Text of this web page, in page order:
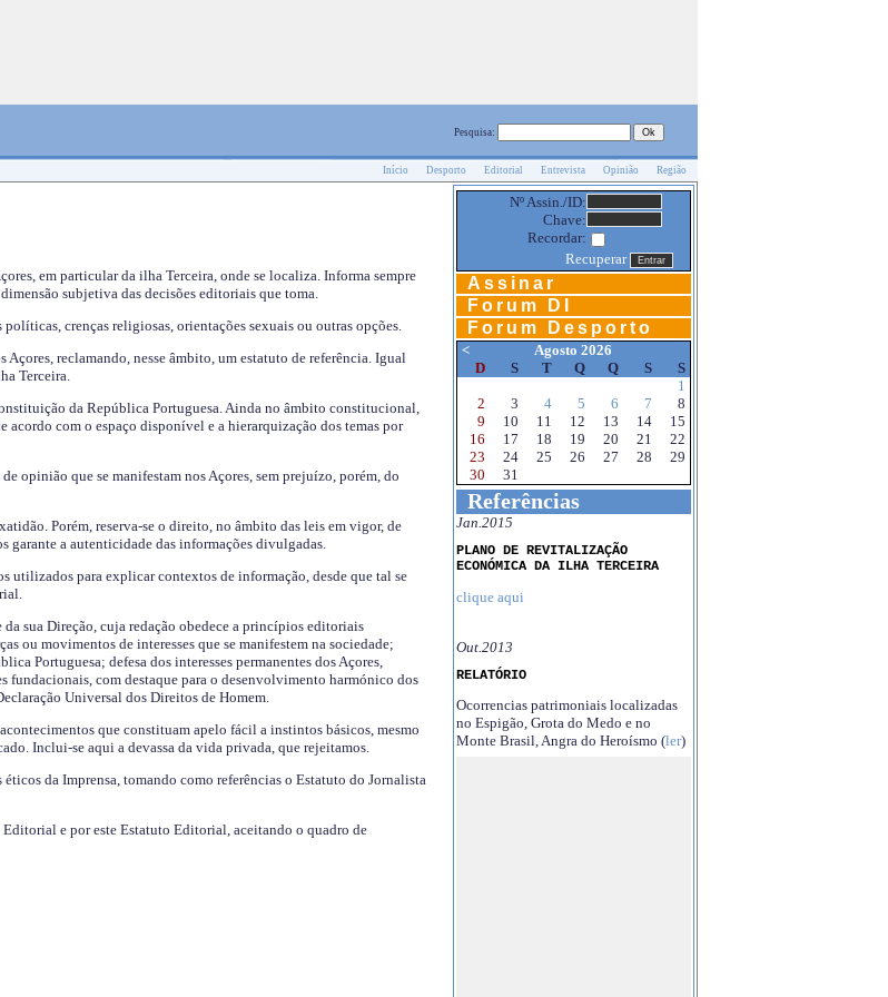
Pesquisa:
Início Desporto Editorial Entrevista Opinião Região
em particular da ilha Terceira, onde se localiza. Informa sempre
subjetiva das decisões editoriais que toma.
crenças religiosas, orientações sexuais ou outras opções.
reclamando, nesse âmbito, um estatuto de referência. Igual
Terceira.
da República Portuguesa. Ainda no âmbito constitucional,
com o espaço disponível e a hierarquização dos temas por
opinião que se manifestam nos Açores, sem prejuízo, porém, do
Porém, reserva-se o direito, no âmbito das leis em vigor, de
garante a autenticidade das informações divulgadas.
utilizados para explicar contextos de informação, desde que tal se
sua Direção, cuja redação obedece a princípios editoriais
ou movimentos de interesses que se manifestem na sociedade;
Portuguesa; defesa dos interesses permanentes dos Açores,
fundacionais, com destaque para o desenvolvimento harmónico dos
Universal dos Direitos de Homem.
que constituam apelo fácil a instintos básicos, mesmo
Inclui-se aqui a devassa da vida privada, que rejeitamos.
da Imprensa, tomando como referências o Estatuto do Jornalista
e por este Estatuto Editorial, aceitando o quadro de
Nº Assin./ID:
Chave:
Recordar:
Recuperar
Assinar
Forum DI
Forum Desporto
<
Agosto 2026
D
S T Q Q S
S
1
2
3 4 5 6 7
8
9
10 11 12 13 14
15
16
17 18 19 20 21
22
23
24 25 26 27 28
29
30
31
Referências
Jan.2015
PLANO DE REVITALIZAÇÃO
ECONÓMICA DA ILHA TERCEIRA
clique aqui
Out.2013
RELATÓRIO
Ocorrencias patrimoniais localizadas
no Espigão, Grota do Medo e no
Monte Brasil, Angra do Heroísmo (ler)